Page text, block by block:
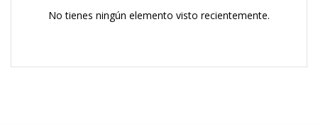
No tienes ningún elemento visto recientemente.